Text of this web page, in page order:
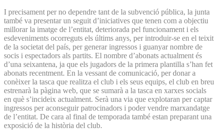
I precisament per no dependre tant de la subvenció pública, la junta
també va presentar un seguit d’iniciatives que tenen com a objectiu
millorar la imatge de l’entitat, deteriorada pel funcionament i els
esdeveniments ocorreguts els últims anys, per introduir-se en el teixit
de la societat del país, per generar ingressos i guanyar nombre de
socis i espectadors als partits. El nombre d’abonats actualment és
d’una seixantena, ja que els jugadors de la primera plantilla s’han fet
abonats recentment. En la vessant de comunicació, per donar a
conèixer la tasca que realitza el club i els seus equips, el club en breu
estrenarà la pàgina web, que se sumarà a la tasca en xarxes socials
en què s’incideix actualment. Serà una via que explotaran per captar
ingressos per aconseguir patrocinadors i poder vendre marxandatge
de l’entitat. De cara al final de temporada també estan preparant una
exposició de la història del club.